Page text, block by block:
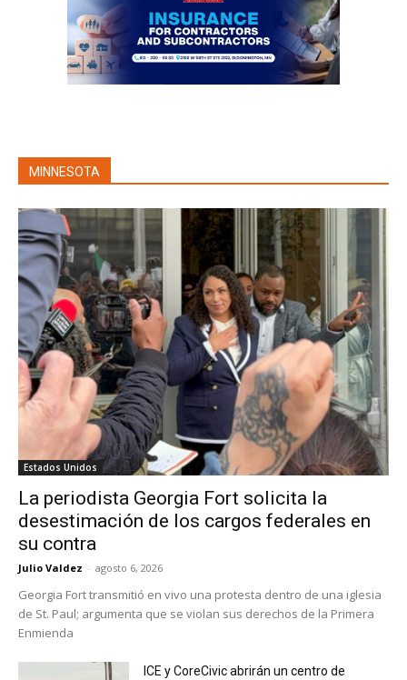
MINNESOTA
Estados Unidos
La periodista Georgia Fort solicita la
desestimación de los cargos federales en
su contra
Julio Valdez - agosto 6, 2026
Georgia Fort transmitió en vivo una protesta dentro de una iglesia
de St. Paul; argumenta que se violan sus derechos de la Primera
Enmienda
ICE y CoreCivic abrirán un centro de